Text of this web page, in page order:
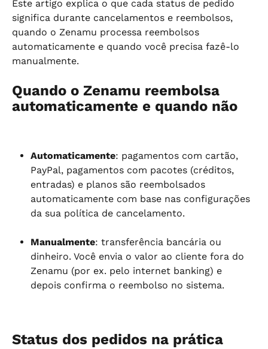
Este artigo explica o que cada status de pedido
significa durante cancelamentos e reembolsos,
quando o Zenamu processa reembolsos
automaticamente e quando você precisa fazê-lo
manualmente.
Quando o Zenamu reembolsa
automaticamente e quando não
Automaticamente: pagamentos com cartão,
PayPal, pagamentos com pacotes (créditos,
entradas) e planos são reembolsados
automaticamente com base nas configurações
da sua política de cancelamento.
Manualmente: transferência bancária ou
dinheiro. Você envia o valor ao cliente fora do
Zenamu (por ex. pelo internet banking) e
depois confirma o reembolso no sistema.
Status dos pedidos na prática